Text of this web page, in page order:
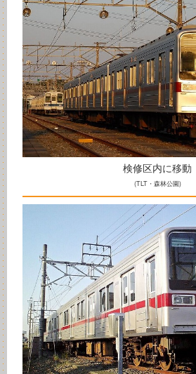
検修区内に移動
(TLT・森林公園)